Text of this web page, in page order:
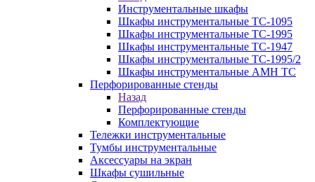
Инструментальные шкафы
Шкафы инструментальные TC-1095
Шкафы инструментальные TC-1995
Шкафы инструментальные TC-1947
Шкафы инструментальные TC-1995/2
Шкафы инструментальные AMH TC
Перфорированные стенды
Назад
Перфорированные стенды
Комплектующие
Тележки инструментальные
Тумбы инструментальные
Аксессуары на экран
Шкафы сушильные